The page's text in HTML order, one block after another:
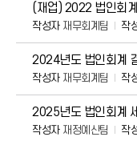
(재업) 2022 법인회
작성자재무회계팀 작
2024년도 법인회계
작성자재무회계팀 작
2025년도 법인회계
작성자재정예산팀 작